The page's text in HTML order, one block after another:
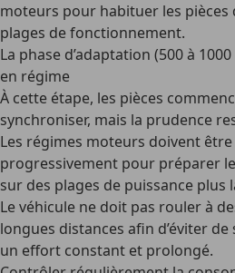
moteurs pour habituer les
plages de fonctionnement.
La phase d’adaptation (500 à
en régime
À cette étape, les pièces
synchroniser, mais la prudence
Les régimes moteurs doivent être
progressivement pour préparer
sur des plages de puissance plus
Le véhicule ne doit pas rouler à
longues distances afin d’éviter
un effort constant et prolongé.